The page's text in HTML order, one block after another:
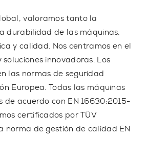
valoramos tanto la
durabilidad de las máquinas,
y calidad. Nos centramos en el
innovadoras. Los
las normas de seguridad
Europea. Todas las máquinas
de acuerdo con EN 16630:2015-
certificados porTÜV
norma de gestión de calidad EN